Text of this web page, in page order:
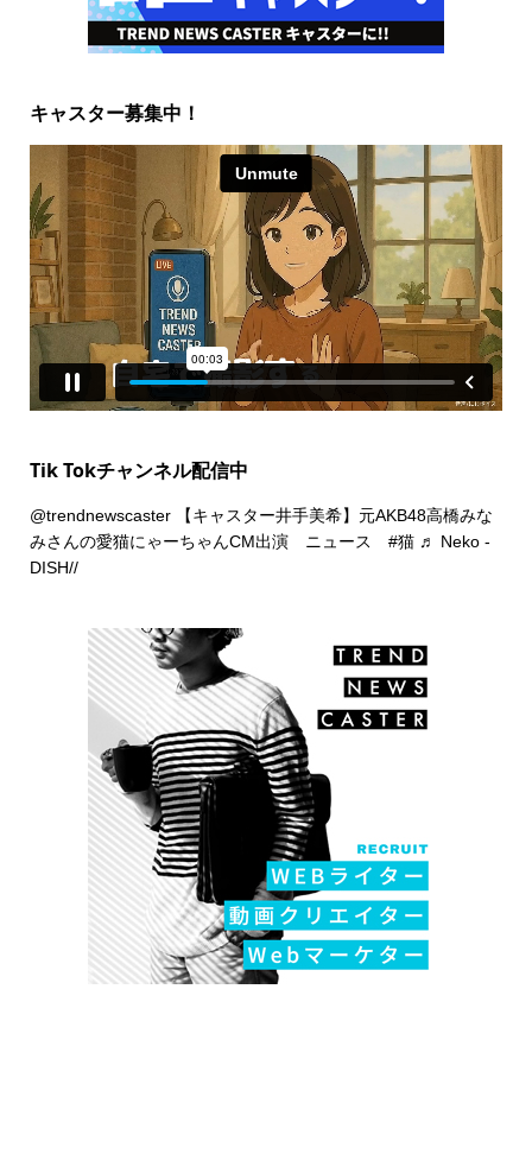
キャスター募集中！
Tik Tokチャンネル配信中
@trendnewscaster【キャスター井手美希】元AKB48高橋みな
みさんの愛猫にゃーちゃんCM出演 ニュース #猫 ♬ Neko -
DISH//